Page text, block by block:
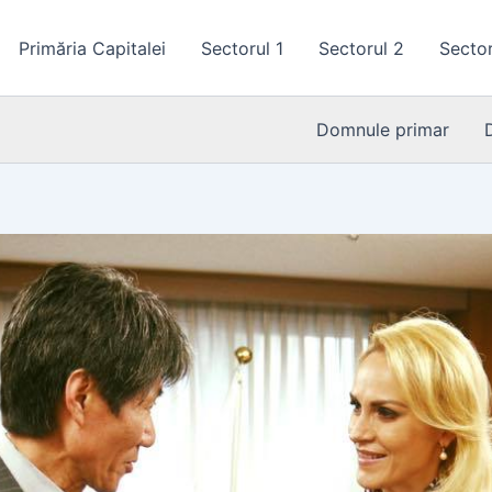
Primăria Capitalei Sectorul 1 Sectorul 2
Domnule primar